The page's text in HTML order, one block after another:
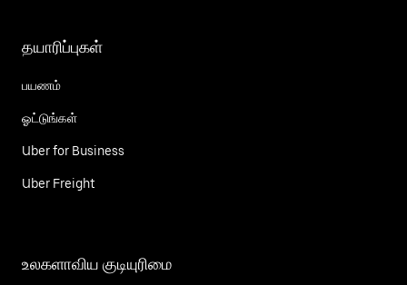
தயாரிப்புகள்
பயணம்
ஓட்டுங்கள்
Uber for Business
Uber Freight
உலகளாவிய குடியுரிமை